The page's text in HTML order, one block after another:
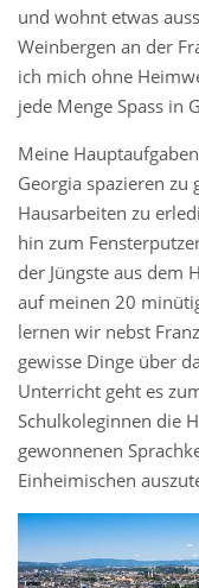
und wohnt etwas
Weinbergen an der
ich mich ohne
jede Menge Spass in
Meine
Georgia spazieren zu
Hausarbeiten zu
hin zum
der Jüngste aus dem
auf meinen 20
lernen wir nebst
gewisse Dinge über
Unterricht geht es
Schulkoleginnen die
gewonnenen
Einheimischen